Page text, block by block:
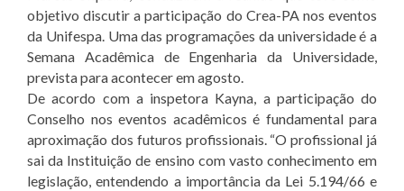
objetivo discutir a participação do Crea-PA nos eventos
da Unifespa. Uma das programações da universidade é a
Semana Acadêmica de Engenharia da Universidade,
prevista para acontecer em agosto.
De acordo com a inspetora Kayna, a participação do
Conselho nos eventos acadêmicos é fundamental para
aproximação dos futuros profissionais. “O profissional já
sai da Instituição de ensino com vasto conhecimento em
legislação, entendendo a importância da Lei 5.194/66 e